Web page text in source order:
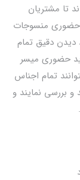
تا مشتریان
حضوری منسوجات
دیدن دقیق تمام
حضوری میسر
تمام اجناس
و بررسی نمایند و